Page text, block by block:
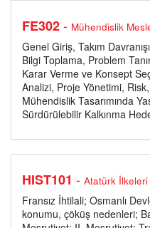
FE302- Mühendislik
Genel Giriş, Takım
Bilgi Toplama, Problem
Karar Verme ve Konsept
Analizi, Proje Yönetimi,
Mühendislik Tasarımında
Sürdürülebilir Kalkınma
HIST101 - Atatürk İlkeleri
Fransız İhtilali; Osmanlı
konumu, çöküş nedenleri;